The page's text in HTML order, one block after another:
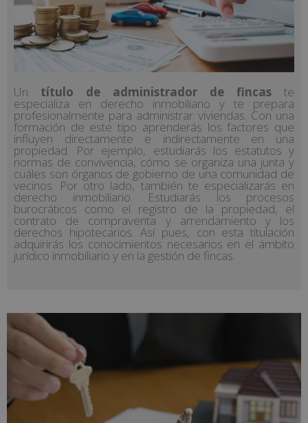
Un título de administrador de fincas te
especializa en derecho inmobiliario y te prepara
profesionalmente para administrar viviendas. Con una
formación de este tipo aprenderás los factores que
influyen directamente e indirectamente en una
propiedad. Por ejemplo, estudiarás los estatutos y
normas de convivencia, cómo se organiza una junta y
cuáles son órganos de gobierno de una comunidad de
vecinos. Por otro lado, también te especializarás en
derecho inmobiliario. Estudiarás los procesos
burocráticos como el registro de la propiedad, el
contrato de compraventa y arrendamiento y los
derechos hipotecarios. Así pues, con esta titulación
adquirirás los conocimientos necesarios en el ámbito
jurídico inmobiliario y en la gestión de fincas.